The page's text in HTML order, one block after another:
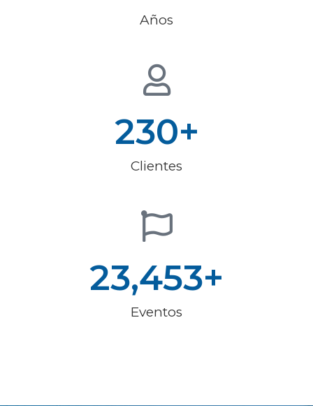
Años
230+
Clientes
23,453+
Eventos